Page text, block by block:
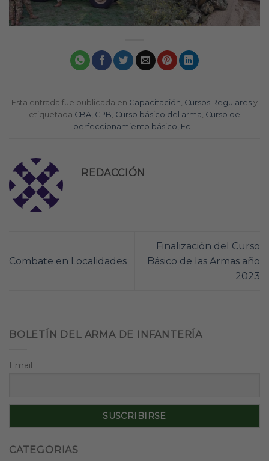
Esta entrada fue publicada en Capacitación, Cursos Regulares y
etiquetada CBA, CPB, Curso básico del arma, Curso de
perfeccionamiento básico, Ec I.
REDACCIÓN
Combate en Localidades
Finalización del Curso
Básico de las Armas año
2023
BOLETÍN DEL ARMA DE INFANTERÍA
Email
CATEGORIAS